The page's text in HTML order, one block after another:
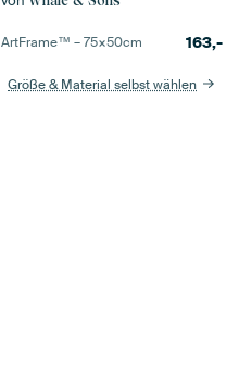
ArtFrame™ –75×50cm 163,-
Größe & Material selbst wählen